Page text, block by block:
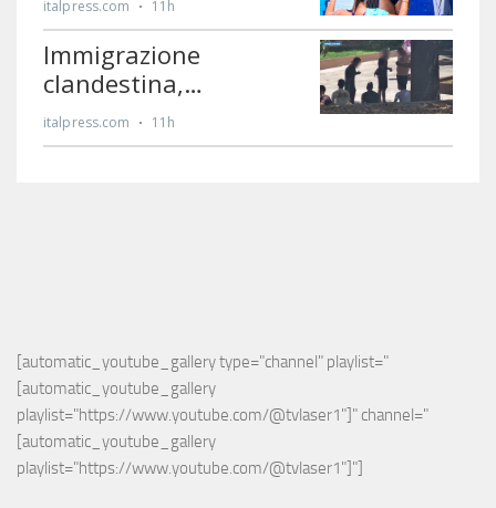
[automatic_youtube_gallery type="channel" playlist="
[automatic_youtube_gallery
playlist="https://www.youtube.com/@tvlaser1"]" channel="
[automatic_youtube_gallery
playlist="https://www.youtube.com/@tvlaser1"]"]